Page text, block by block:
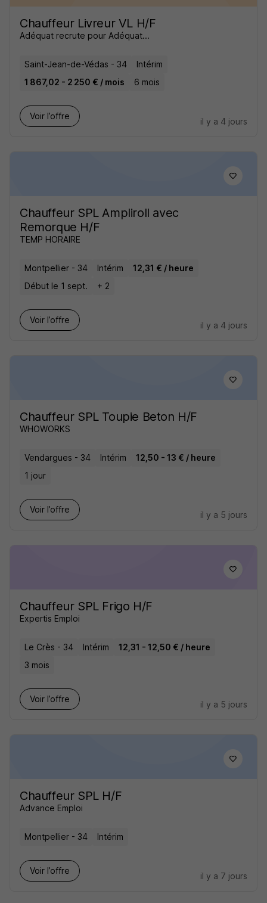
Chauffeur Livreur VL H/F
Adéquat recrute pour Adéquat...
Saint-Jean-de-Védas - 34
Intérim
1 867,02 - 2 250 € / mois
6 mois
Voir l’offre
il y a 4 jours
Chauffeur SPL Ampliroll avec
Remorque H/F
TEMP HORAIRE
Montpellier - 34 Intérim
12,31 € / heure
Début le 1 sept.
+ 2
Voir l’offre
il y a 4 jours
Chauffeur SPL Toupie Beton H/F
WHOWORKS
Vendargues - 34 Intérim
12,50 - 13 € / heure
1 jour
Voir l’offre
il y a 5 jours
Chauffeur SPL Frigo H/F
Expertis Emploi
Le Crès - 34 Intérim
12,31 - 12,50 € / heure
3 mois
Voir l’offre
il y a 5 jours
Chauffeur SPL H/F
Advance Emploi
Montpellier - 34 Intérim
Voir l’offre
il y a 7 jours